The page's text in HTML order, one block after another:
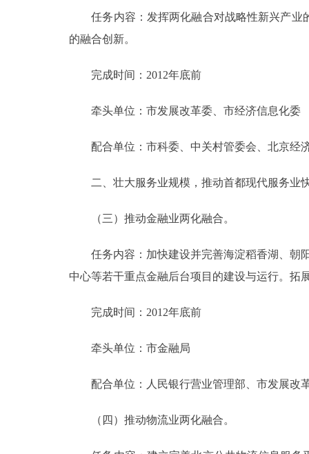
任务内容：发挥两化融合对战略性新兴产业
的融合创新。
完成时间：2012年底前
牵头单位：市发展改革委、市经济信息化委
配合单位：市科委、中关村管委会、北京经
二、壮大服务业规模，推动首都现代服务业
（三）推动金融业两化融合。
任务内容：加快建设并完善海淀稻香湖、朝阳
中心等若干重点金融后台项目的建设与运行。拓
完成时间：2012年底前
牵头单位：市金融局
配合单位：人民银行营业管理部、市发展改
（四）推动物流业两化融合。